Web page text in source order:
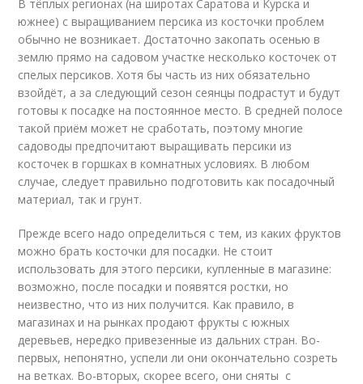
В тёплых регионах (на широтах Саратова и Курска и
южнее) с выращиванием персика из косточки проблем
обычно не возникает. Достаточно закопать осенью в
землю прямо на садовом участке несколько косточек от
спелых персиков. Хотя бы часть из них обязательно
взойдёт, а за следующий сезон сеянцы подрастут и будут
готовы к посадке на постоянное место. В средней полосе
такой приём может не сработать, поэтому многие
садоводы предпочитают выращивать персики из
косточек в горшках в комнатных условиях. В любом
случае, следует правильно подготовить как посадочный
материал, так и грунт.
Прежде всего надо определиться с тем, из каких фруктов
можно брать косточки для посадки. Не стоит
использовать для этого персики, купленные в магазине:
возможно, после посадки и появятся ростки, но
неизвестно, что из них получится. Как правило, в
магазинах и на рынках продают фрукты с южных
деревьев, нередко привезенные из дальних стран. Во-
первых, непонятно, успели ли они окончательно созреть
на ветках. Во-вторых, скорее всего, они сняты с